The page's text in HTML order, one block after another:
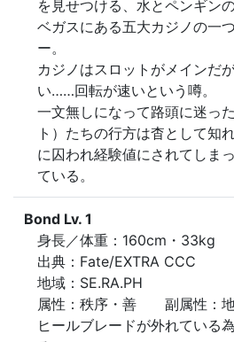
を見せつける、水とペンギン
ベガスにある五大カジノの一
ー。
カジノはスロットがメインだ
い……回転が速いという噂。
一文無しになって路頭に迷っ
ト）たちの行方は杳として知
に囚われ経験値にされてしま
ている。
Bond Lv. 1
身長／体重：160cm・33kg
出典：Fate/EXTRA CCC
地域：SE.RA.PH
属性：秩序・善　　副属性：
ヒールブレードが外れている